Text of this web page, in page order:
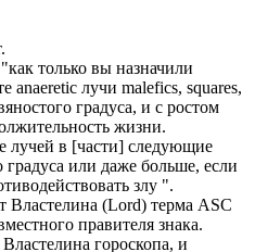
только вы назначили
аnaeretic лучи malefics, squares,
градуса, и с ростом
жизни.
лучей в [части] следующие
градуса или даже больше, если
злу ".
Властелина (Lord) терма ASC
правителя знака.
гороскопа, и